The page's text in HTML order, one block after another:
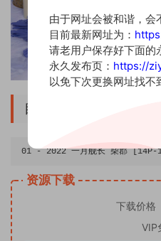
目录
01 - 2022 一月舰长 柴郡 [14P-
资源下载
下载价格
VIP
由于网址会被和谐，会
目前最新网址为：
请老用户保存好下面的
永久发布页： https://
以免下次更换网址找不